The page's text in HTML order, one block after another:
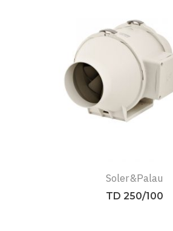
Soler&Palau
TD 250/100